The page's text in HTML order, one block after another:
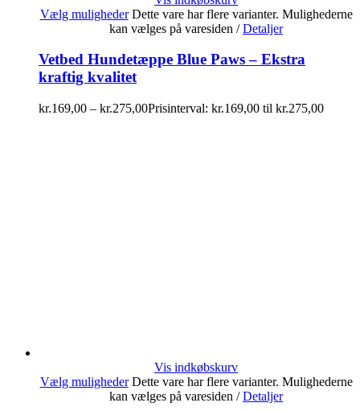
Vælg muligheder Dette vare har flere varianter. Mulighederne
kan vælges på varesiden / Detaljer
Vetbed Hundetæppe Blue Paws – Ekstra
kraftig kvalitet
kr.169,00 – kr.275,00Prisinterval: kr.169,00 til kr.275,00
Vis indkøbskurv
Vælg muligheder Dette vare har flere varianter. Mulighederne
kan vælges på varesiden / Detaljer